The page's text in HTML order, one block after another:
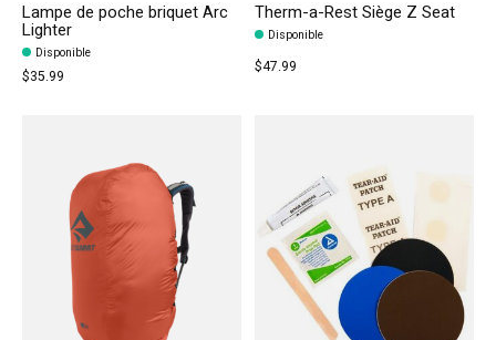
Lampe de poche briquet Arc
Lighter
Disponible
$35.99
Therm-a-Rest Siège Z Seat
Disponible
$47.99